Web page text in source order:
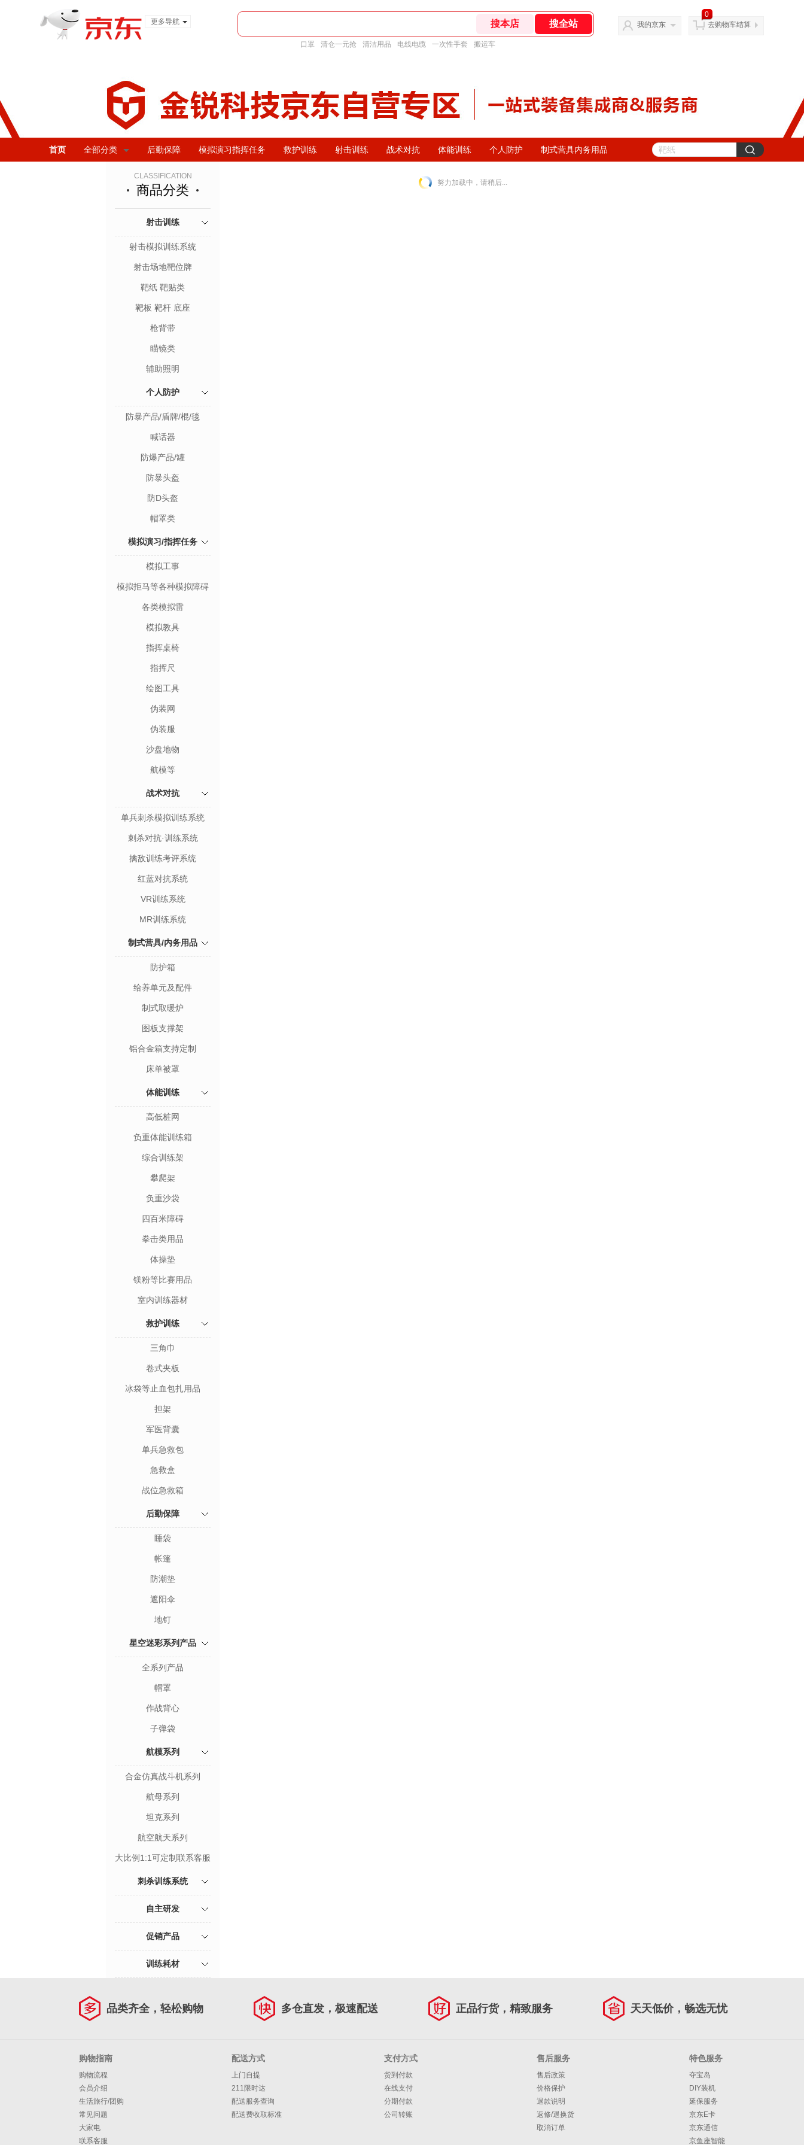
更多导航
口罩 清仓一元抢 清洁用品 电线电缆 一次性手套 搬运车
我的京东
0
去购物车结算
首页 全部分类 后勤保障 模拟演习指挥任务 救护训练 射击训练 战术对抗 体能训练 个人防护 制式营具内务用品
CLASSIFICATION
商品分类
射击训练
射击模拟训练系统
射击场地靶位牌
靶纸 靶贴类
靶板 靶杆 底座
枪背带
瞄镜类
辅助照明
个人防护
防暴产品/盾牌/棍/毯
喊话器
防爆产品/罐
防暴头盔
防D头盔
帽罩类
模拟演习/指挥任务
模拟工事
模拟拒马等各种模拟障碍
各类模拟雷
模拟教具
指挥桌椅
指挥尺
绘图工具
伪装网
伪装服
沙盘地物
航模等
战术对抗
单兵刺杀模拟训练系统
刺杀对抗·训练系统
擒敌训练考评系统
红蓝对抗系统
VR训练系统
MR训练系统
制式营具/内务用品
防护箱
给养单元及配件
制式取暖炉
图板支撑架
铝合金箱支持定制
床单被罩
体能训练
高低桩网
负重体能训练箱
综合训练架
攀爬架
负重沙袋
四百米障碍
拳击类用品
体操垫
镁粉等比赛用品
室内训练器材
救护训练
三角巾
卷式夹板
冰袋等止血包扎用品
担架
军医背囊
单兵急救包
急救盒
战位急救箱
后勤保障
睡袋
帐篷
防潮垫
遮阳伞
地钉
星空迷彩系列产品
全系列产品
帽罩
作战背心
子弹袋
航模系列
合金仿真战斗机系列
航母系列
坦克系列
航空航天系列
大比例1:1可定制联系客服
刺杀训练系统
自主研发
促销产品
训练耗材
努力加载中，请稍后...
品类齐全，轻松购物 多仓直发，极速配送 正品行货，精致服务 天天低价，畅选无忧
购物指南
购物流程
会员介绍
生活旅行/团购
常见问题
大家电
联系客服
配送方式
上门自提
211限时达
配送服务查询
配送费收取标准
支付方式
货到付款
在线支付
分期付款
公司转账
售后服务
售后政策
价格保护
退款说明
返修/退换货
取消订单
特色服务
夺宝岛
DIY装机
延保服务
京东E卡
京东通信
京鱼座智能